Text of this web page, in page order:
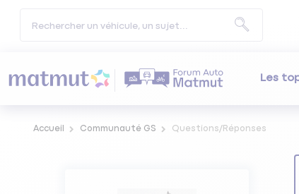
Les
Accueil Communauté GS Questions/Réponses